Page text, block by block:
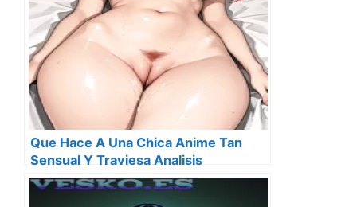
Que Hace A Una Chica Anime Tan
Sensual Y Traviesa Analisis